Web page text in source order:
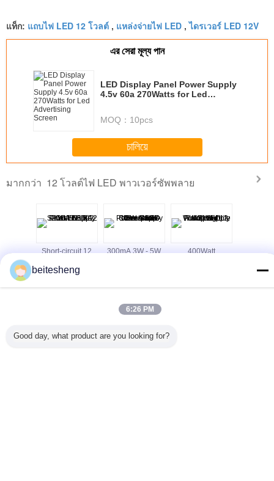
แท็ก: แถบไฟ LED 12 โวลต์ , แหล่งจ่ายไฟ LED ,ไดรเวอร์ LED 12V
এর সেরা মূল্য পান
LED Display Panel Power Supply
4.5v 60a 270Watts for Led
MOQ： 10pcs
চালিয়ে
มากกว่า 12 โวลต์ไฟ LED พาวเวอร์ซัพพลาย
FCC
variable
power
4.2V
Short-circuit 12
Supply 201W
EN1122
300mA 3W - 5W
Waterproof
400Watt
Life Span
High
Noise 12
Signle
Thai
beitesheng
6:26 PM
Good day, what product are you looking for?